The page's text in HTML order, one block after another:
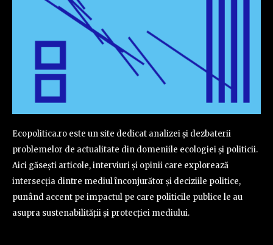
Ecopolitica.ro este un site dedicat analizei și dezbaterii
problemelor de actualitate din domeniile ecologiei și politicii.
Aici găsești articole, interviuri și opinii care explorează
intersecția dintre mediul înconjurător și deciziile politice,
punând accent pe impactul pe care politicile publice le au
asupra sustenabilității și protecției mediului.